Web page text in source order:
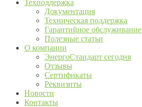
Техподдержка
Документация
Техническая поддержка
Гарантийное обслуживание
Полезные статьи
О компании
ЭнергоСтандарт сегодня
Отзывы
Сертификаты
Реквизиты
Новости
Контакты